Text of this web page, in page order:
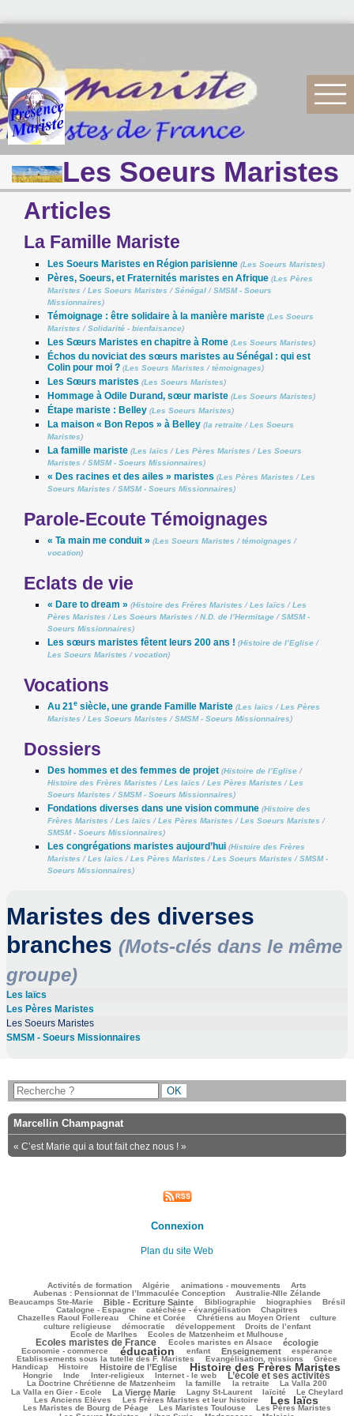
Les Soeurs Maristes
Articles
La Famille Mariste
Les Soeurs Maristes en Région parisienne (Les Soeurs Maristes)
Pères, Soeurs, et Fraternités maristes en Afrique (Les Pères
Maristes /Les Soeurs Maristes /Sénégal /SMSM - Soeurs
Missionnaires)
Témoignage : être solidaire à la manière mariste (Les Soeurs
Maristes /Solidarité - bienfaisance)
Les Sœurs Maristes en chapitre à Rome (Les Soeurs Maristes)
Échos du noviciat des sœurs maristes au Sénégal : qui est
Colin pour moi ? (Les Soeurs Maristes /témoignages)
Les Sœurs maristes (Les Soeurs Maristes)
Hommage à Odile Durand, sœur mariste (Les Soeurs Maristes)
Étape mariste : Belley (Les Soeurs Maristes)
La maison « Bon Repos » à Belley (la retraite /Les Soeurs
Maristes)
La famille mariste (Les laïcs /Les Pères Maristes /Les Soeurs
Maristes /SMSM - Soeurs Missionnaires)
« Des racines et des ailes » maristes (Les Pères Maristes /Les
Soeurs Maristes /SMSM - Soeurs Missionnaires)
Parole-Ecoute Témoignages
« Ta main me conduit » (Les Soeurs Maristes /témoignages /
vocation)
Eclats de vie
« Dare to dream » (Histoire des Frères Maristes /Les laïcs /Les
Pères Maristes /Les Soeurs Maristes /N.D. de l’Hermitage /SMSM -
Soeurs Missionnaires)
Les sœurs maristes fêtent leurs 200 ans ! (Histoire de l’Eglise /
Les Soeurs Maristes /vocation)
Vocations
Au 21e siècle, une grande Famille Mariste (Les laïcs /Les Pères
Maristes /Les Soeurs Maristes /SMSM - Soeurs Missionnaires)
Dossiers
Des hommes et des femmes de projet (Histoire de l’Eglise /
Histoire des Frères Maristes /Les laïcs /Les Pères Maristes /Les
Soeurs Maristes /SMSM - Soeurs Missionnaires)
Fondations diverses dans une vision commune (Histoire des
Frères Maristes /Les laïcs /Les Pères Maristes /Les Soeurs Maristes /
SMSM - Soeurs Missionnaires)
Les congrégations maristes aujourd’hui (Histoire des Frères
Maristes /Les laïcs /Les Pères Maristes /Les Soeurs Maristes /SMSM -
Soeurs Missionnaires)
Maristes des diverses
branches (Mots-clés dans le même
groupe)
Les laïcs
Les Pères Maristes
Les Soeurs Maristes
SMSM - Soeurs Missionnaires
Marcellin Champagnat
« C’est Marie qui a tout fait chez nous ! »
Connexion
Plan du site Web
Activités de formation Algérie animations - mouvements Arts
Aubenas : Pensionnat de l’Immaculée Conception
141/2847 Australie-Nlle Zélande
103/2847
Beaucamps Ste-Marie
688/2847 Bible - Ecriture Sainte
88/2847 Bibliographie
456/2847 biographies
169/2847 Brésil
595/2847
Catalogne - Espagne
catéchèse - évangélisation Chapitres
Chazelles Raoul Follereau
157/2847 Chine et Corée
250/2847 Chrétiens au Moyen Orient
459/2847 culture
24/2847
culture religieuse
démocratie développement Droits de l’enfant
Ecole de Marlhes
Ecoles de Matzenheim et Mulhouse
Ecoles maristes de France
282/2847 Ecoles maristes en Alsace
620/2847 écologie
Economie - commerce
1703/2847 éducation
207/2847 enfant
791/2847 Enseignement
284/2847 espérance
54/2847
Etablissements sous la tutelle des F. Maristes
211/2847 Evangélisation, missions
527/2847 Grèce
88/2847
Handicap
186/2847 Histoire
748/2847 Histoire de l’Eglise
1684/2847 Histoire des Frères Maristes
118/2847
Hongrie
26/2847 Inde
101/2847 Inter-religieux
238/2847 Internet - le web
1087/2847 L’école et ses activités
25/2847
La Doctrine Chrétienne de Matzenheim
361/2847 la famille
152/2847 la retraite
61/2847 La Valla 200
215/2847
La Valla en Gier - Ecole
614/2847 La Vierge Marie
423/2847 Lagny St-Laurent
233/2847 laïcité
241/2847 Le Cheylard
96/2847
Les Anciens Elèves
82/2847 Les Frères Maristes et leur histoire
1783/2847 Les laïcs
609/2847
Les Maristes de Bourg de Péage
324/2847 Les Maristes Toulouse
565/2847 Les Pères Maristes
452/2847